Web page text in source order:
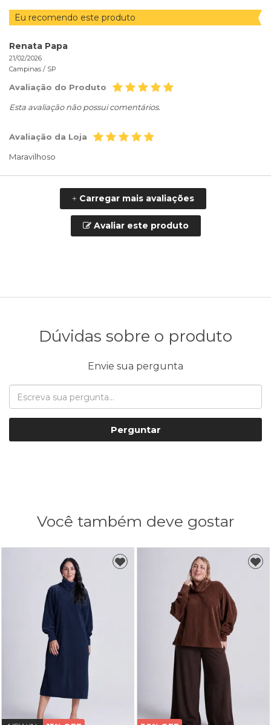
Eu recomendo este produto
Renata Papa
21/02/2026
Campinas / SP
Avaliação do Produto
Esta avaliação não possui comentários.
Avaliação da Loja
Maravilhoso
+Carregar mais avaliações
Avaliar este produto
Dúvidas sobre o produto
Envie sua pergunta
Perguntar
Você também deve gostar